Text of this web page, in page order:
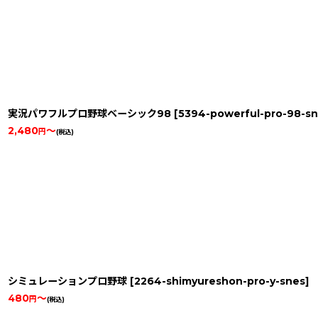
実況パワフルプロ野球ベーシック98 [5394-powerful-pro-98-
2,480円～(税込)
シミュレーションプロ野球 [2264-shimyureshon-pro-y-snes]
480円～(税込)